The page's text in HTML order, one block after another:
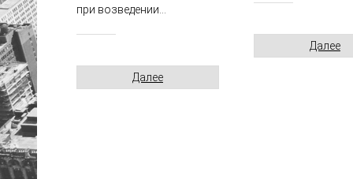
при возведении...
Далее
Далее